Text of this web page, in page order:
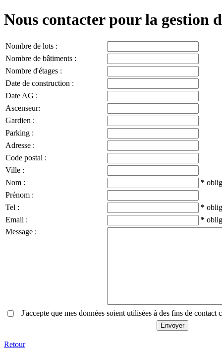
Nous contacter pour la gestion
Nombre de lots :
Nombre de bâtiments :
Nombre d'étages :
Date de construction :
Date AG :
Ascenseur:
Gardien :
Parking :
Adresse :
Code postal :
Ville :
Nom :
*
Prénom :
Tel :
*
Email :
*
Message :
J'accepte que mes données soient utilisées à des fins de contact
Retour